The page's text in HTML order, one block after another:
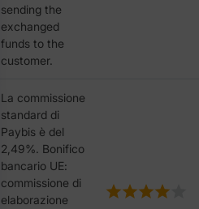
sending the
exchanged
funds to the
customer.
La commissione
standard di
Paybis è del
2,49%. Bonifico
bancario UE:
commissione di
elaborazione